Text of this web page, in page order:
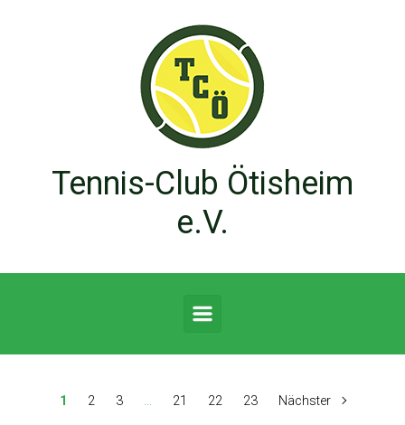
Tennis-Club Ötisheim
e.V.
1 2 3 … 21 22 23 Nächster